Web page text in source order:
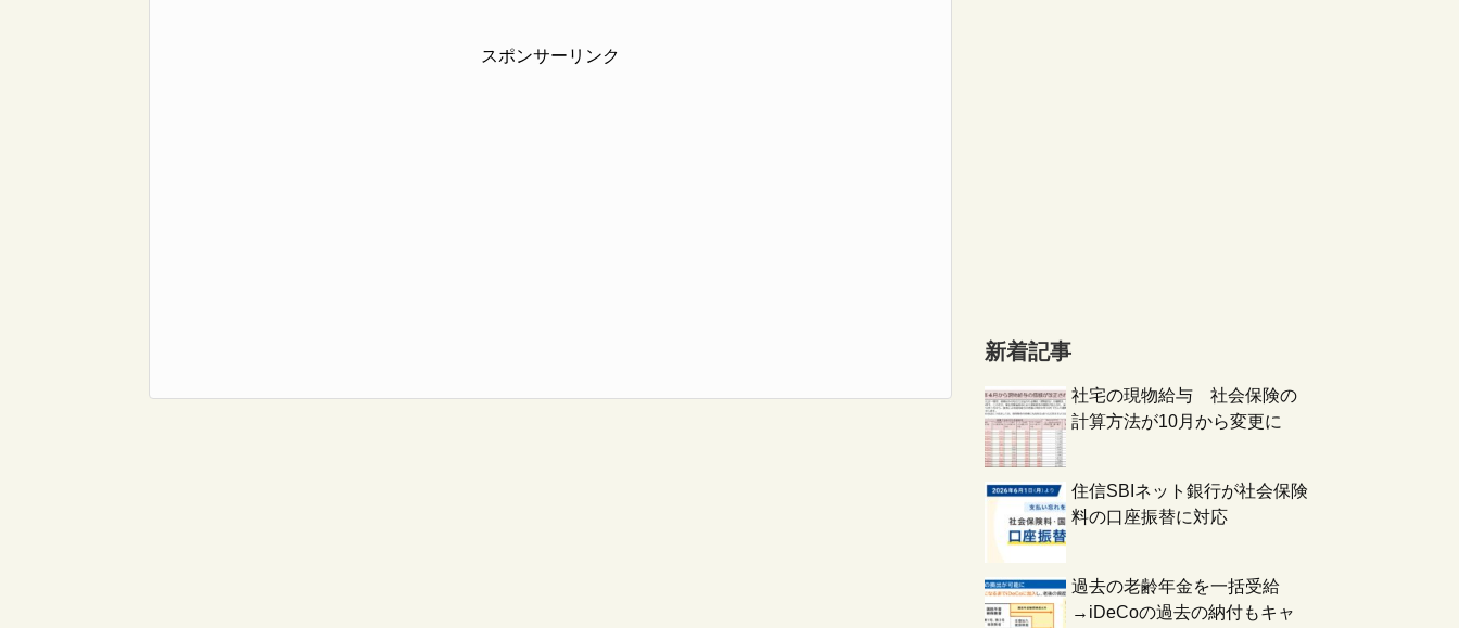
スポンサーリンク
新着記事
社宅の現物給与 社会保険の
計算方法が10月から変更に
住信SBIネット銀行が社会保険
料の口座振替に対応
過去の老齢年金を一括受給
→iDeCoの過去の納付もキャ